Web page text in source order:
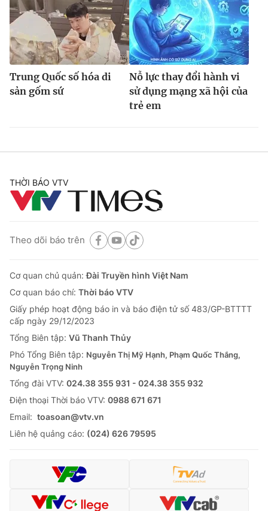
Trung Quốc số hóa di
sản gốm sứ
Nỗ lực thay đổi hành vi
sử dụng mạng xã hội của
trẻ em
THỜI BÁO VTV
Theo dõi báo trên
Cơ quan chủ quản:Đài Truyền hình Việt Nam
Cơ quan báo chí: Thời báo VTV
Giấy phép hoạt động báo in và báo điện tử số 483/GP-BTTTT
cấp ngày 29/12/2023
Tổng Biên tập: Vũ Thanh Thủy
Phó Tổng Biên tập: Nguyễn Thị Mỹ Hạnh, Phạm Quốc Thắng,
Nguyễn Trọng Ninh
Tổng đài VTV: 024.38 355 931 - 024.38 355 932
Ðiện thoại Thời báo VTV: 0988 671 671
Email: toasoan@vtv.vn
Liên hệ quảng cáo: (024) 626 79595